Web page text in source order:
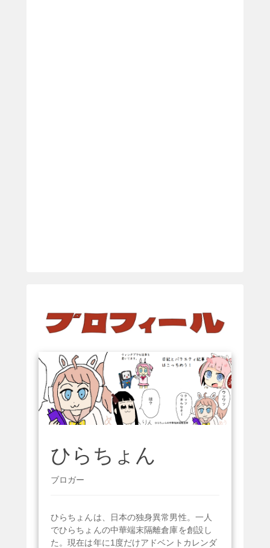
ひらちょん
ブロガー
ひらちょんは、日本の独身異常男性。一人
でひらちょんの中華端末隔離倉庫を創設し
た。現在は年に1度だけアドベントカレンダ